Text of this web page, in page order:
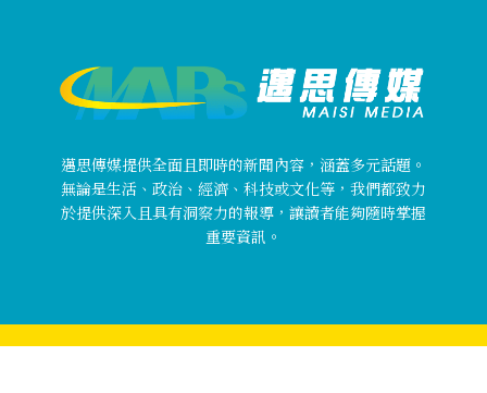
邁思傳媒提供全面且即時的新聞內容，涵蓋多元話題。
無論是生活、政治、經濟、科技或文化等，我們都致力
於提供深入且具有洞察力的報導，讓讀者能夠隨時掌握
重要資訊。